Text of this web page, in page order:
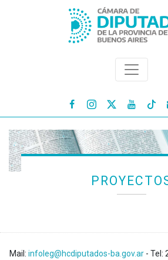
 
Mail: infoleg@hcdiputados-ba.gov.ar - Tel: